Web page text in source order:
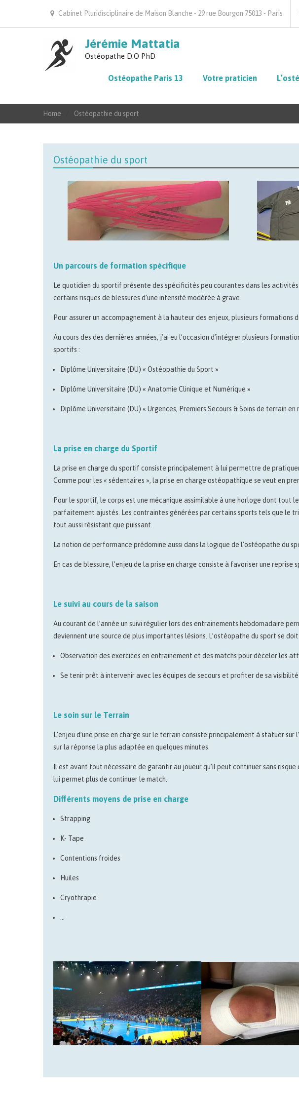
Cabinet Pluridisciplinaire de Maison Blanche - 29 rue Bourgon 75013 - Paris
Jérémie Mattatia
Ostéopathe D.O PhD
Ostéopathe Paris 13 Votre praticien
Home Ostéopathie du sport
Ostéopathie du sport
Un parcours de formation spécifique
Le quotidien du sportif présente des spécificités peu courantes dans les
certains risques de blessures d’une intensité modérée à grave.
Pour assurer un accompagnement à la hauteur des enjeux, plusieurs formations
Au cours des des dernières années, j’ai eu l’occasion d’intégrer plusieurs
sportifs :
Diplôme Universitaire (DU) « Ostéopathie du Sport »
Diplôme Universitaire (DU) « Anatomie Clinique et Numérique »
Diplôme Universitaire (DU) « Urgences, Premiers Secours & Soins de terrain en
La prise en charge du Sportif
La prise en charge du sportif consiste principalement à lui permettre de
Comme pour les « sédentaires », la prise en charge ostéopathique se veut en
Pour le sportif, le corps est une mécanique assimilable à une horloge dont tout
parfaitement ajustés. Les contraintes générées par certains sports tels que le
tout aussi résistant que puissant.
La notion de performance prédomine aussi dans la logique de l’ostéopathe du
En cas de blessure, l’enjeu de la prise en charge consiste à favoriser une reprise
Le suivi au cours de la saison
Au courant de l’année un suivi régulier lors des entrainements hebdomadaire
deviennent une source de plus importantes lésions. L’ostéopathe du sport se
Observation des exercices en entrainement et des matchs pour déceler les
Se tenir prêt à intervenir avec les équipes de secours et profiter de sa
Le soin sur le Terrain
L’enjeu d’une prise en charge sur le terrain consiste principalement à statuer
sur la réponse la plus adaptée en quelques minutes.
Il est avant tout nécessaire de garantir au joueur qu’il peut continuer sans risque
lui permet plus de continuer le match.
Différents moyens de prise en charge
Strapping
K- Tape
Contentions froides
Huiles
Cryothrapie